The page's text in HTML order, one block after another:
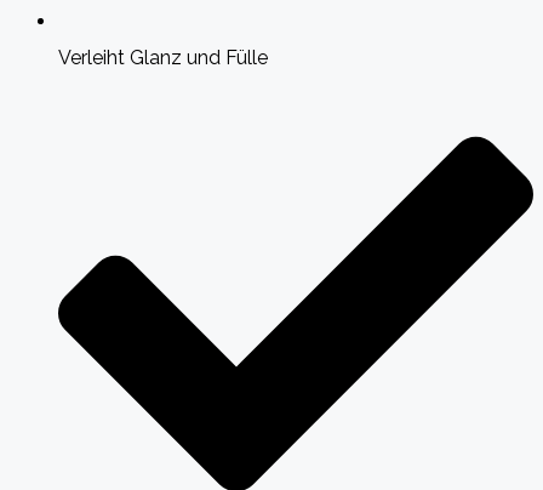
Verleiht Glanz und Fülle